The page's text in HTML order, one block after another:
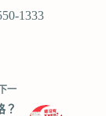
1333
一
？